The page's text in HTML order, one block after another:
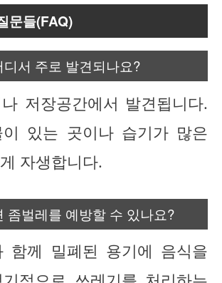
문들(FAQ)
서 주로 발견되나요?
저장공간에서 발견됩니다.
이 있는 곳이나 습기가 많은
자생합니다.
좀벌레를 예방할 수 있나요?
함께 밀폐된 용기에 음식을